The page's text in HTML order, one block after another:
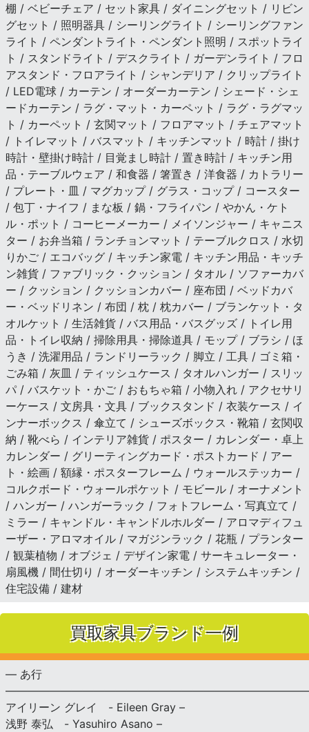
棚 / ベビーチェア / セット家具 / ダイニングセット / リビン
グセット / 照明器具 / シーリングライト / シーリングファン
ライト / ペンダントライト・ペンダント照明 / スポットライ
ト / スタンドライト / デスクライト / ガーデンライト / フロ
アスタンド・フロアライト / シャンデリア / クリップライト
/ LED電球 / カーテン / オーダーカーテン / シェード・シェ
ードカーテン / ラグ・マット・カーペット / ラグ・ラグマッ
ト / カーペット / 玄関マット / フロアマット / チェアマット
/ トイレマット / バスマット / キッチンマット / 時計 / 掛け
時計・壁掛け時計 / 目覚まし時計 / 置き時計 / キッチン用
品・テーブルウェア / 和食器 / 箸置き / 洋食器 / カトラリー
/ プレート・皿 / マグカップ / グラス・コップ / コースター
/ 包丁・ナイフ / まな板 / 鍋・フライパン / やかん・ケト
ル・ポット / コーヒーメーカー / メイソンジャー / キャニス
ター / お弁当箱 / ランチョンマット / テーブルクロス / 水切
りかご / エコバッグ / キッチン家電 / キッチン用品・キッチ
ン雑貨 / ファブリック・クッション / タオル / ソファーカバ
ー / クッション / クッションカバー / 座布団 / ベッドカバ
ー・ベッドリネン / 布団 / 枕 / 枕カバー / ブランケット・タ
オルケット / 生活雑貨 / バス用品・バスグッズ / トイレ用
品・トイレ収納 / 掃除用具・掃除道具 / モップ / ブラシ / ほ
うき / 洗濯用品 / ランドリーラック / 脚立 / 工具 / ゴミ箱・
ごみ箱 / 灰皿 / ティッシュケース / タオルハンガー / スリッ
パ / バスケット・かご / おもちゃ箱 / 小物入れ / アクセサリ
ーケース / 文房具・文具 / ブックスタンド / 衣装ケース / イ
ンナーボックス / 傘立て / シューズボックス・靴箱 / 玄関収
納 / 靴べら / インテリア雑貨 / ポスター / カレンダー・卓上
カレンダー / グリーティングカード・ポストカード / アー
ト・絵画 / 額縁・ポスターフレーム / ウォールステッカー /
コルクボード・ウォールポケット / モビール / オーナメント
/ ハンガー / ハンガーラック / フォトフレーム・写真立て /
ミラー / キャンドル・キャンドルホルダー / アロマディフュ
ーザー・アロマオイル / マガジンラック / 花瓶 / プランター
/ 観葉植物 / オブジェ / デザイン家電 / サーキュレーター・
扇風機 / 間仕切り / オーダーキッチン / システムキッチン /
住宅設備 / 建材
買取家具ブランド一例
— あ行
アイリーン グレイ - Eileen Gray –
浅野 泰弘 - Yasuhiro Asano –